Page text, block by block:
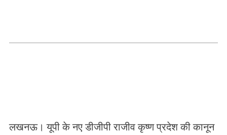
लखनऊ। यूपी के नए डीजीपी राजीव कृष्ण प्रदेश की कानून